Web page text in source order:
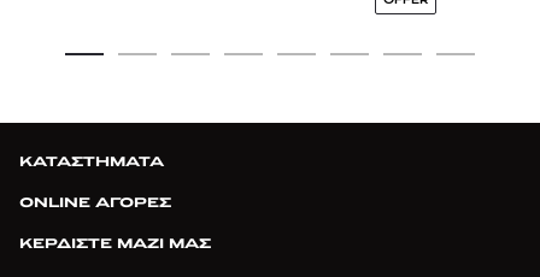
ΚΑΤΑΣΤΗΜΑΤΑ
ONLINE ΑΓΟΡΕΣ
ΚΕΡΔΙΣΤΕ ΜΑΖΙ ΜΑΣ